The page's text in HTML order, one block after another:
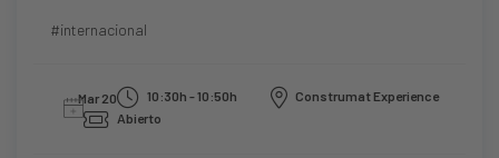
#internacional
Mar 20 10:30h - 10:50h
Construmat Experience
Abierto